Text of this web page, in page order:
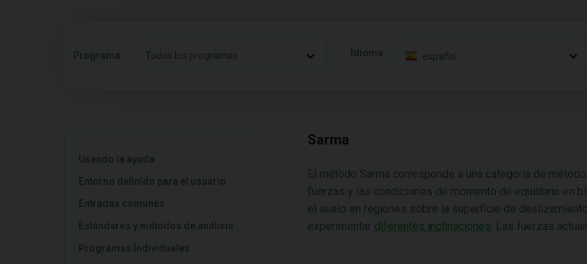
Programa: Todos los programas Idioma: español
Usando la ayuda
Entorno definido para el usuario
Entradas comunes
Estándares y métodos de análisis
Programas Individuales
Sarma
El método Sarma corresponde a una categoría de
fuerzas y las condiciones de momento de equilibrio en
el suelo en regiones sobre la superficie de
experimentar diferentes inclinaciones . Las fuerzas